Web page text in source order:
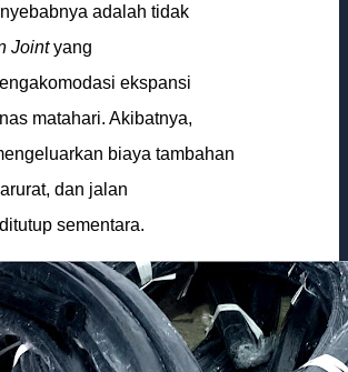
adalah tidak
Jointyang
ekspansi
matahari. Akibatnya,
biaya tambahan
dan jalan
sementara.